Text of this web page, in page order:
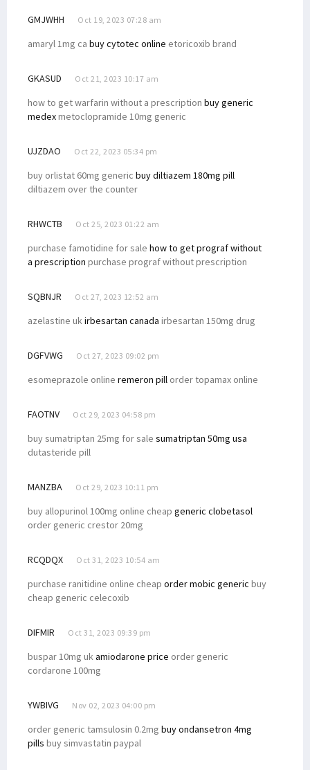
GMJWHH Oct 19, 2023 07:28 am
amaryl 1mg ca buy cytotec online etoricoxib brand
GKASUD Oct 21, 2023 10:17 am
how to get warfarin without a prescription buy generic
medexmetoclopramide 10mg generic
UJZDAO Oct 22, 2023 05:34 pm
buy orlistat 60mg generic buy diltiazem 180mg pill
diltiazem over the counter
RHWCTB Oct 25, 2023 01:22 am
purchase famotidine for sale how to get prograf without
a prescription purchase prograf without prescription
SQBNJR Oct 27, 2023 12:52 am
azelastine ukirbesartan canada irbesartan 150mg drug
DGFVWG Oct 27, 2023 09:02 pm
esomeprazole online remeron pill order topamax online
FAOTNV Oct 29, 2023 04:58 pm
buy sumatriptan 25mg for sale sumatriptan 50mg usa
dutasteride pill
MANZBA Oct 29, 2023 10:11 pm
buy allopurinol 100mg online cheap generic clobetasol
order generic crestor 20mg
RCQDQX Oct 31, 2023 10:54 am
purchase ranitidine online cheap order mobic generic buy
cheap generic celecoxib
DIFMIR Oct 31, 2023 09:39 pm
buspar 10mg ukamiodarone price order generic
cordarone 100mg
YWBIVG Nov 02, 2023 04:00 pm
order generic tamsulosin 0.2mg buy ondansetron 4mg
pills buy simvastatin paypal